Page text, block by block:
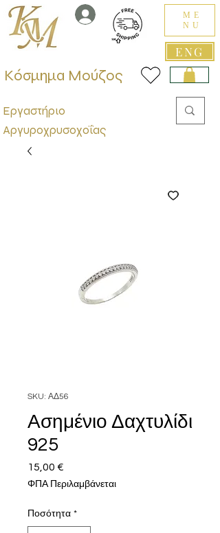
ENG
ME
NU
Εργαστήριο
Αργυροχρυσοχοΐας
Κόσμημα Μούζος
SKU: ΑΔ56
Ασημένιο Δαχτυλίδι
925
15,00 €
ΦΠΑ Περιλαμβάνεται
Ποσότητα *